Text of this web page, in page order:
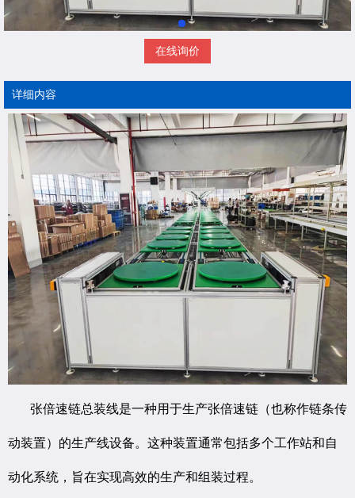
在线询价
详细内容
张倍速链总装线是一种用于生产张倍速链（也称作链条传
动装置）的生产线设备。这种装置通常包括多个工作站和自
动化系统，旨在实现高效的生产和组装过程。